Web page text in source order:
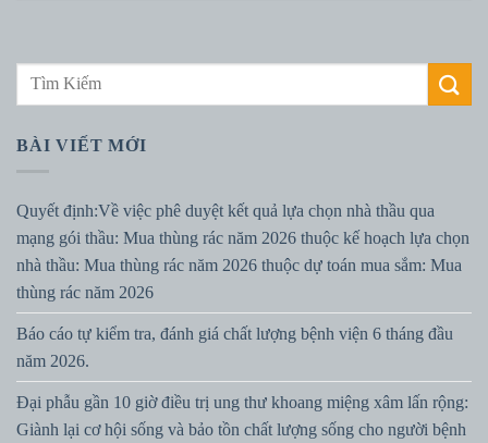
BÀI VIẾT MỚI
Quyết định:Về việc phê duyệt kết quả lựa chọn nhà thầu qua
mạng gói thầu: Mua thùng rác năm 2026 thuộc kế hoạch lựa chọn
nhà thầu: Mua thùng rác năm 2026 thuộc dự toán mua sắm: Mua
thùng rác năm 2026
Báo cáo tự kiểm tra, đánh giá chất lượng bệnh viện 6 tháng đầu
năm 2026.
Đại phẫu gần 10 giờ điều trị ung thư khoang miệng xâm lấn rộng:
Giành lại cơ hội sống và bảo tồn chất lượng sống cho người bệnh